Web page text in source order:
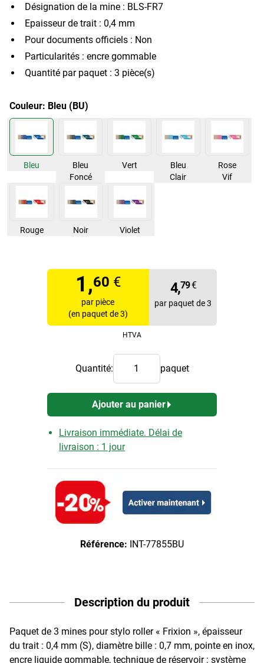
Désignation de la mine : BLS-FR7
Epaisseur de trait : 0,4 mm
Pour documents officiels : Non
Particularités : encre gommable
Quantité par paquet : 3 pièce(s)
Couleur: Bleu (BU)
Bleu
Bleu
Foncé
Vert
Bleu
Clair
Rose
Vif
Rouge Noir Violet
1,60 €
par pièce
(en paquet de 3)
4,79€
par paquet de 3
HTVA
Quantité: paquet
Ajouter au panier
Livraison immédiate. Délai de
livraison : 1 jour
Référence: INT-77855BU
Description du produit
Paquet de 3 mines pour stylo roller « Frixion », épaisseur
du trait : 0,4 mm (S), diamètre bille : 0,7 mm, pointe en inox,
encre liquide gommable, technique de réservoir : système